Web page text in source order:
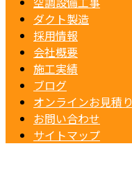
ダクト製造
採用情報
会社概要
施工実績
ブログ
オンラインお見積り
お問い合わせ
サイトマップ